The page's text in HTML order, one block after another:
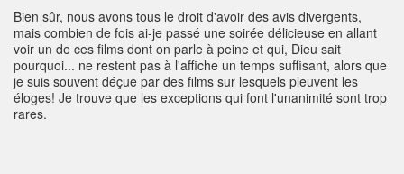
Bien sûr, nous avons tous le droit d'avoir des avis divergents,
mais combien de fois ai-je passé une soirée délicieuse en allant
voir un de ces films dont on parle à peine et qui, Dieu sait
pourquoi... ne restent pas à l'affiche un temps suffisant, alors que
je suis souvent déçue par des films sur lesquels pleuvent les
éloges! Je trouve que les exceptions qui font l'unanimité sont trop
rares.